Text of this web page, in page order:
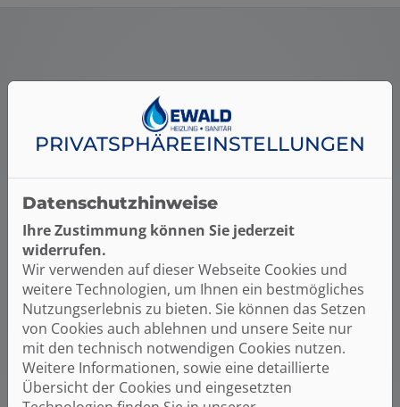
HIER FINDEN SIE WEITERE
PLANUNGSHILFEN:
3D-Badplaner
PRIVATSPHÄRE­EINSTELLUNGEN
Datenschutzhinweise
Ihre Zustimmung können Sie jederzeit
widerrufen.
Wir verwenden auf dieser Webseite Cookies und
weitere Technologien, um Ihnen ein bestmögliches
Nutzungserlebnis zu bieten. Sie können das Setzen
von Cookies auch ablehnen und unsere Seite nur
mit den technisch notwendigen Cookies nutzen.
Weitere Informationen, sowie eine detaillierte
Übersicht der Cookies und eingesetzten